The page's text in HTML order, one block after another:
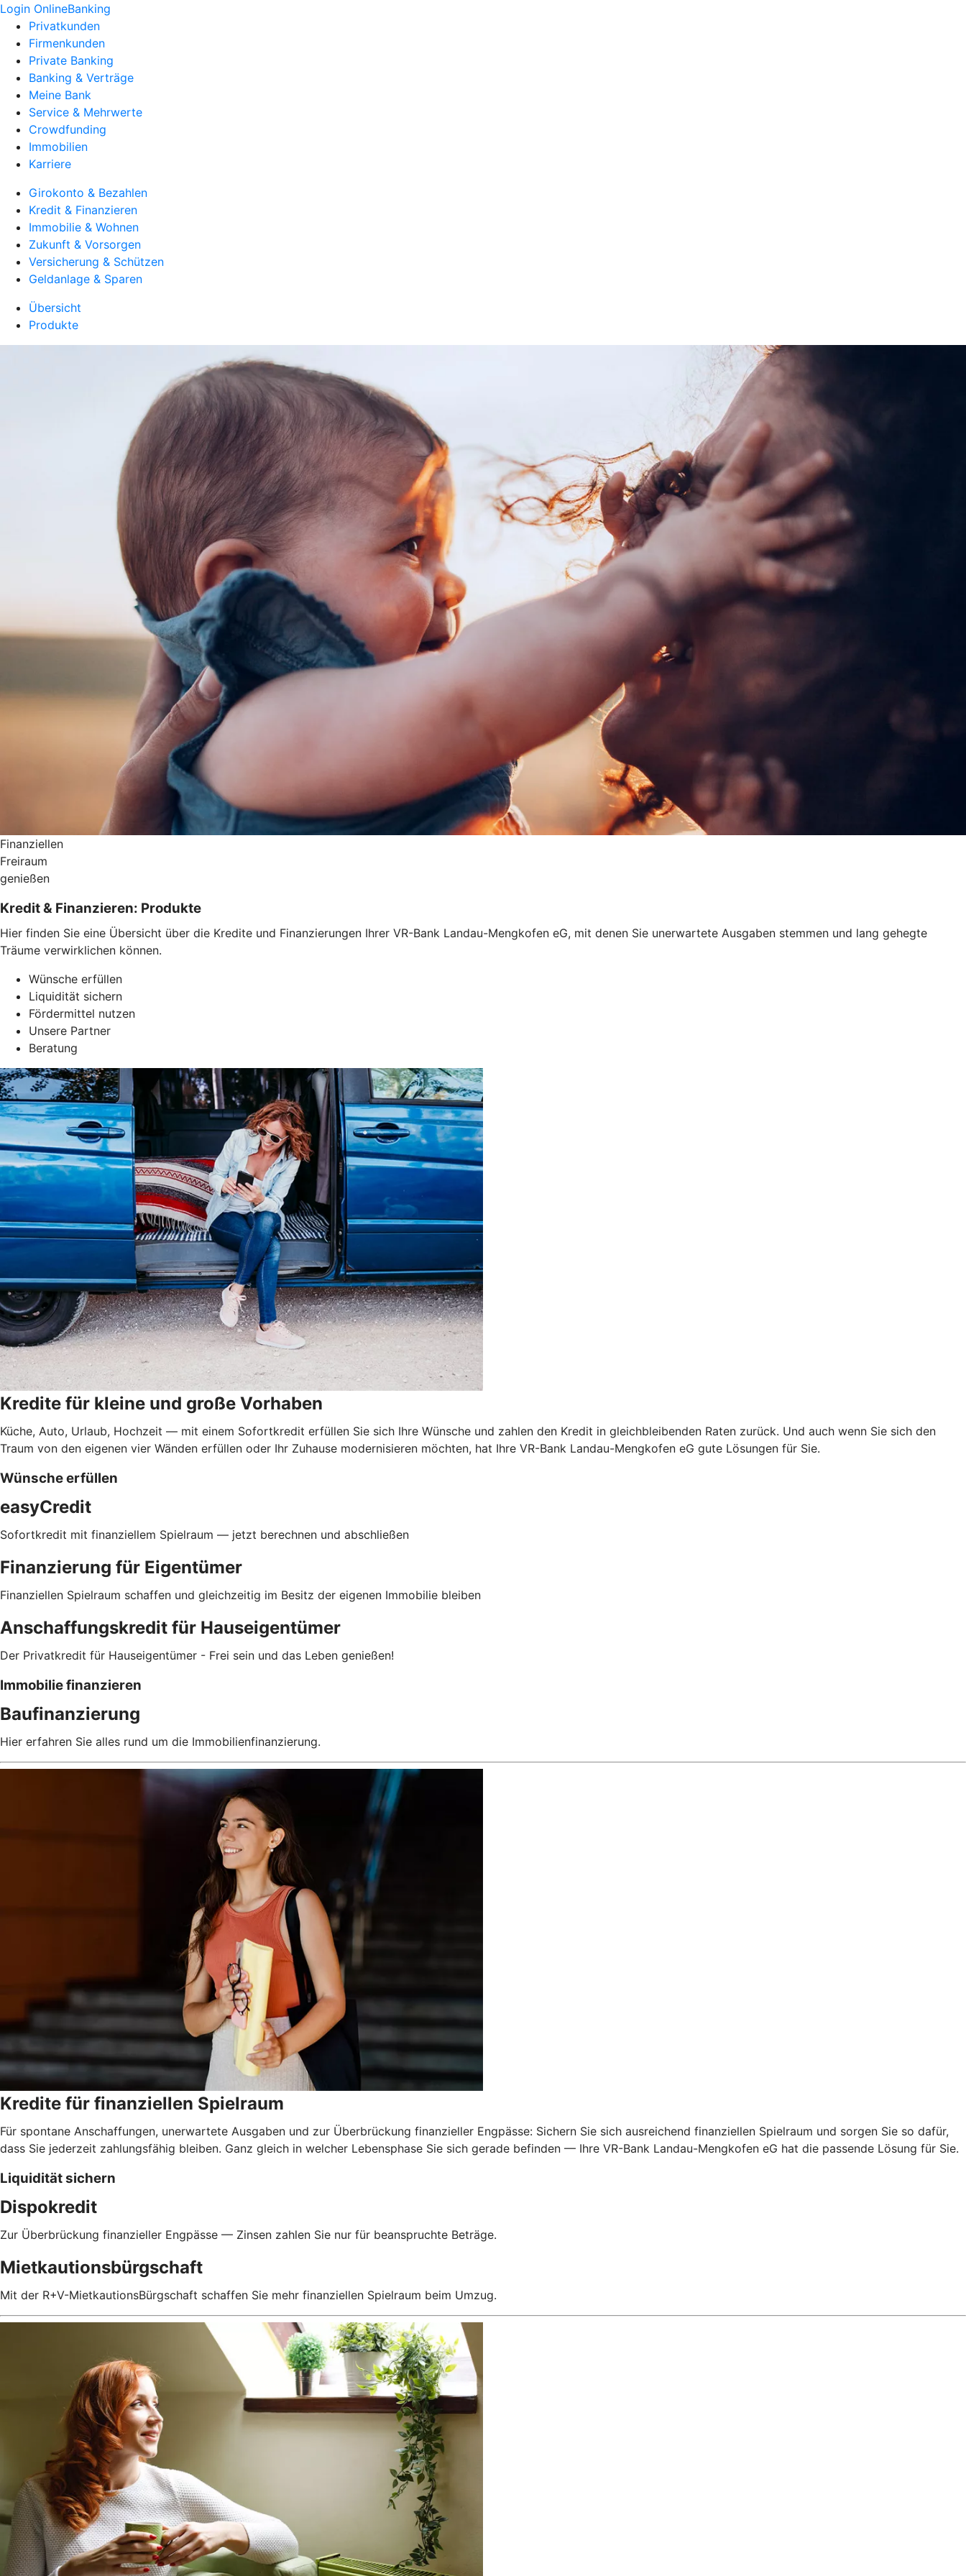
Login OnlineBanking
Privatkunden
Firmenkunden
Private Banking
Banking & Verträge
Meine Bank
Service & Mehrwerte
Crowdfunding
Immobilien
Karriere
Girokonto & Bezahlen
Kredit & Finanzieren
Immobilie & Wohnen
Zukunft & Vorsorgen
Versicherung & Schützen
Geldanlage & Sparen
Übersicht
Produkte
Finanziellen
Freiraum
genießen
Kredit & Finanzieren: Produkte
Hier finden Sie eine Übersicht über die Kredite und Finanzierungen Ihrer VR-Bank Landau-Mengkofen eG, mit denen Sie unerwartete Ausgaben stemmen und lang gehegte
Träume verwirklichen können.
Wünsche erfüllen
Liquidität sichern
Fördermittel nutzen
Unsere Partner
Beratung
Kredite für kleine und große Vorhaben
Küche, Auto, Urlaub, Hochzeit — mit einem Sofortkredit erfüllen Sie sich Ihre Wünsche und zahlen den Kredit in gleichbleibenden Raten zurück. Und auch wenn Sie sich den
Traum von den eigenen vier Wänden erfüllen oder Ihr Zuhause modernisieren möchten, hat Ihre VR-Bank Landau-Mengkofen eG gute Lösungen für Sie.
Wünsche erfüllen
easyCredit
Sofortkredit mit finanziellem Spielraum — jetzt berechnen und abschließen
Finanzierung für Eigentümer
Finanziellen Spielraum schaffen und gleichzeitig im Besitz der eigenen Immobilie bleiben
Anschaffungskredit für Hauseigentümer
Der Privatkredit für Hauseigentümer - Frei sein und das Leben genießen!
Immobilie finanzieren
Baufinanzierung
Hier erfahren Sie alles rund um die Immobilienfinanzierung.
Kredite für finanziellen Spielraum
Für spontane Anschaffungen, unerwartete Ausgaben und zur Überbrückung finanzieller Engpässe: Sichern Sie sich ausreichend finanziellen Spielraum und sorgen Sie so dafür,
dass Sie jederzeit zahlungsfähig bleiben. Ganz gleich in welcher Lebensphase Sie sich gerade befinden — Ihre VR-Bank Landau-Mengkofen eG hat die passende Lösung für Sie.
Liquidität sichern
Dispokredit
Zur Überbrückung finanzieller Engpässe — Zinsen zahlen Sie nur für beanspruchte Beträge.
Mietkautionsbürgschaft
Mit der R+V-MietkautionsBürgschaft schaffen Sie mehr finanziellen Spielraum beim Umzug.